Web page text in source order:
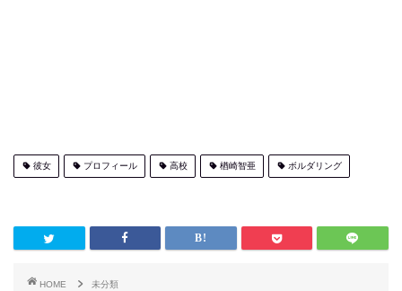
彼女 プロフィール 高校 楢崎智亜 ボルダリング
HOME
未分類